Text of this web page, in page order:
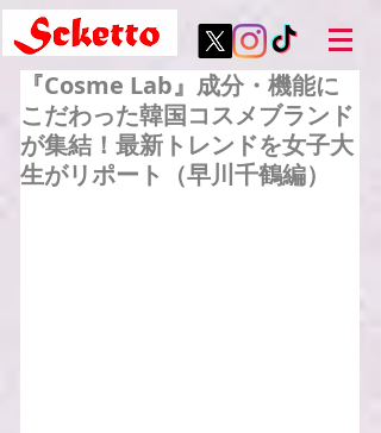
『Cosme Lab』成分・機能に
こだわった韓国コスメブランド
が集結！最新トレンドを女子大
生がリポート（早川千鶴編）